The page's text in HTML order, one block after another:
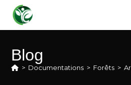
content
Blog
> Documentations > Forêts >